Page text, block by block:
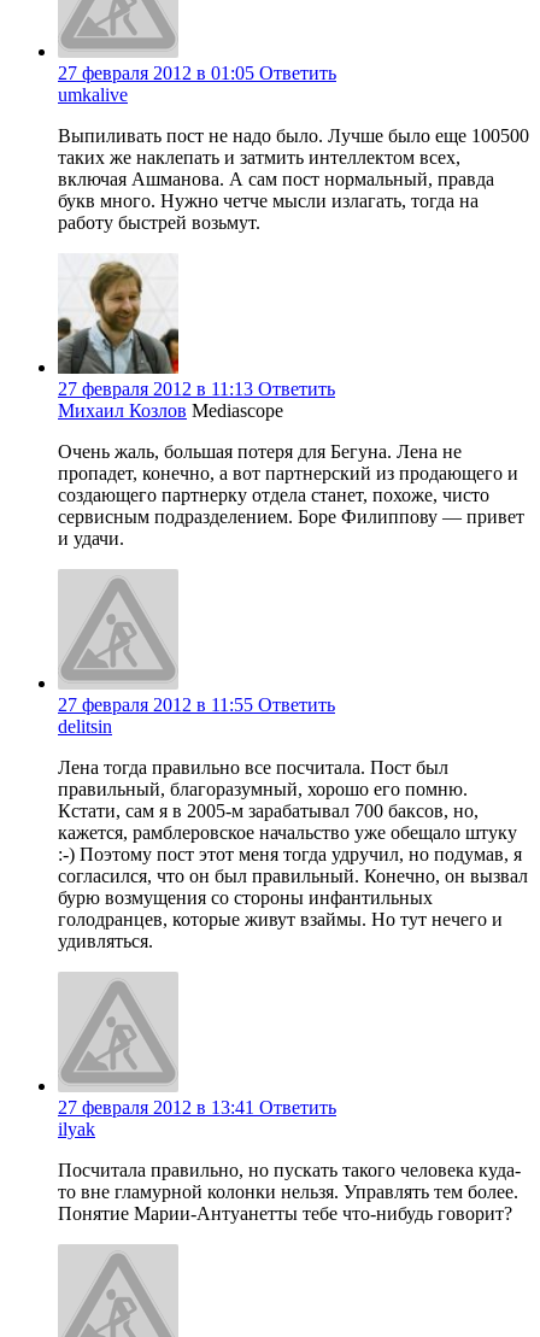
27 февраля 2012 в 01:05 Ответить
umkalive
Выпиливать пост не надо было. Лучше было еще 100500
таких же наклепать и затмить интеллектом всех,
включая Ашманова. А сам пост нормальный, правда
букв много. Нужно четче мысли излагать, тогда на
работу быстрей возьмут.
27 февраля 2012 в 11:13 Ответить
Михаил Козлов Mediascope
Очень жаль, большая потеря для Бегуна. Лена не
пропадет, конечно, а вот партнерский из продающего и
создающего партнерку отдела станет, похоже, чисто
сервисным подразделением. Боре Филиппову — привет
и удачи.
27 февраля 2012 в 11:55 Ответить
delitsin
Лена тогда правильно все посчитала. Пост был
правильный, благоразумный, хорошо его помню.
Кстати, сам я в 2005-м зарабатывал 700 баксов, но,
кажется, рамблеровское начальство уже обещало штуку
:-) Поэтому пост этот меня тогда удручил, но подумав, я
согласился, что он был правильный. Конечно, он вызвал
бурю возмущения со стороны инфантильных
голодранцев, которые живут взаймы. Но тут нечего и
удивляться.
27 февраля 2012 в 13:41 Ответить
ilyak
Посчитала правильно, но пускать такого человека куда-
то вне гламурной колонки нельзя. Управлять тем более.
Понятие Марии-Антуанетты тебе что-нибудь говорит?